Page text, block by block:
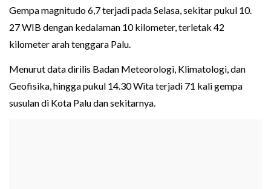
Gempa magnitudo 6,7 terjadi pada Selasa, sekitar pukul 10.
27 WIB dengan kedalaman 10 kilometer, terletak 42
kilometer arah tenggara Palu.
Menurut data dirilis Badan Meteorologi, Klimatologi, dan
Geofisika, hingga pukul 14.30 Wita terjadi 71 kali gempa
susulan di Kota Palu dan sekitarnya.